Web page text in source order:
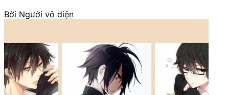
Bởi Người vô diện